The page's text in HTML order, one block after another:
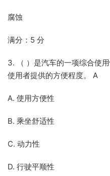
腐蚀
满分：5 分
3. （ ）是汽车的一项综合使
使用者提供的方便程度。 A
A. 使用方便性
B. 乘坐舒适性
C. 动力性
D. 行驶平顺性